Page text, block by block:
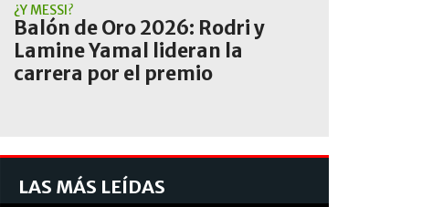
¿Y MESSI?
Balón de Oro 2026: Rodri y
Lamine Yamal lideran la
carrera por el premio
LAS MÁS LEÍDAS